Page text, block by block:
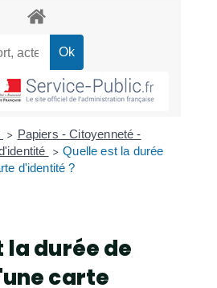
> Papiers - Citoyenneté -
> Quelle est la durée
d'identité ?
la durée de
carte